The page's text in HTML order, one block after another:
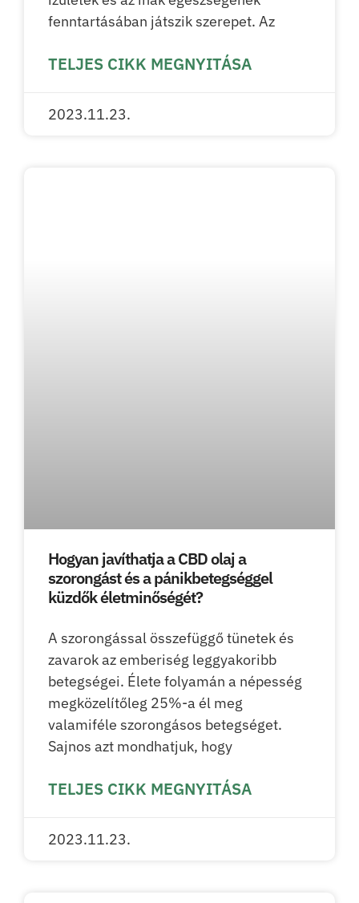
fenntartásában játszik szerepet. Az
TELJES CIKK MEGNYITÁSA
2023.11.23.
Hogyan javíthatja a CBD olaj a
szorongást és a pánikbetegséggel
küzdők életminőségét?
A szorongással összefüggő tünetek és
zavarok az emberiség leggyakoribb
betegségei. Élete folyamán a népesség
megközelítőleg 25%-a él meg
valamiféle szorongásos betegséget.
Sajnos azt mondhatjuk, hogy
TELJES CIKK MEGNYITÁSA
2023.11.23.